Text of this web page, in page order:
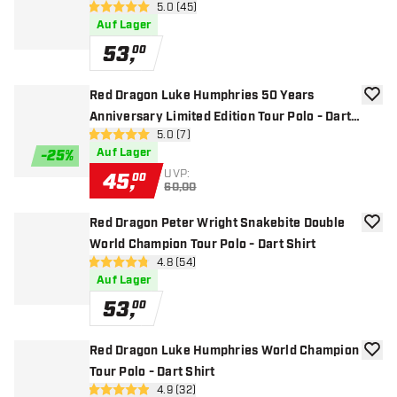
Bewertungsbereich öffnen
5 Bewertungssterne
5.0 (45)
Auf Lager
53,00
-25%
Red Dragon Luke Humphries 50 Years
Anniversary Limited Edition Tour Polo - Dart
Shirt
Bewertungsbereich öffnen
5 Bewertungssterne
5.0 (7)
Auf Lager
45,00 UVP:
60,00
Zur
Red Dragon Peter Wright Snakebite Double
World Champion Tour Polo - Dart Shirt
Bewertungsbereich öffnen
4.8 Bewertungssterne
4.8 (54)
Auf Lager
53,00
Zur
Red Dragon Luke Humphries World Champion
Tour Polo - Dart Shirt
Bewertungsbereich öffnen
4.9 (32)
Zur